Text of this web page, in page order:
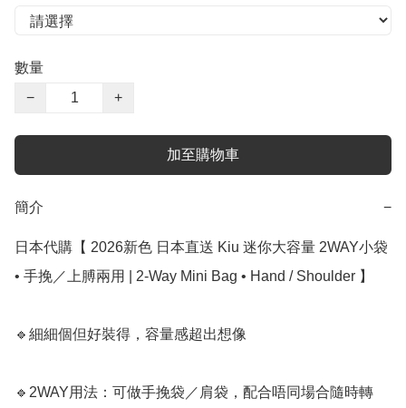
數量
−
+
加至購物車
簡介 −
日本代購【 2026新色 日本直送 Kiu 迷你大容量 2WAY小袋
• 手挽／上膊兩用 | 2‑Way Mini Bag • Hand / Shoulder 】
🔹細細個但好裝得，容量感超出想像
🔹2WAY用法：可做手挽袋／肩袋，配合唔同場合隨時轉